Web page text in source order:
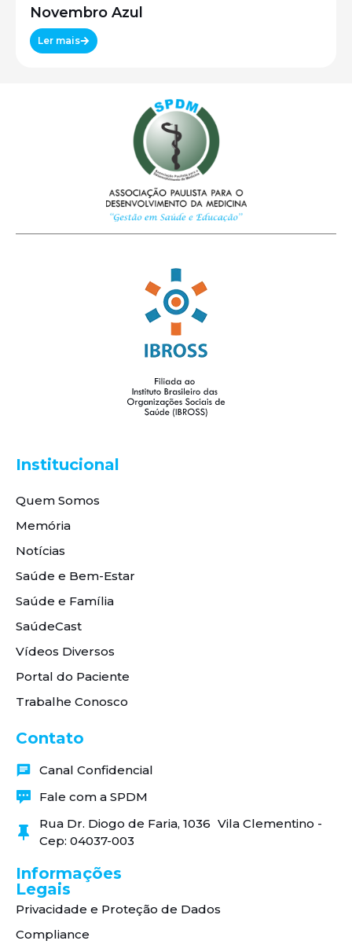
Novembro Azul
Ler mais
Institucional
Quem Somos
Memória
Notícias
Saúde e Bem-Estar
Saúde e Família
SaúdeCast
Vídeos Diversos
Portal do Paciente
Trabalhe Conosco
Contato
Canal Confidencial
Fale com a SPDM
Rua Dr. Diogo de Faria, 1036 Vila Clementino -
Cep: 04037-003
Informações
Legais
Privacidade e Proteção de Dados
Compliance